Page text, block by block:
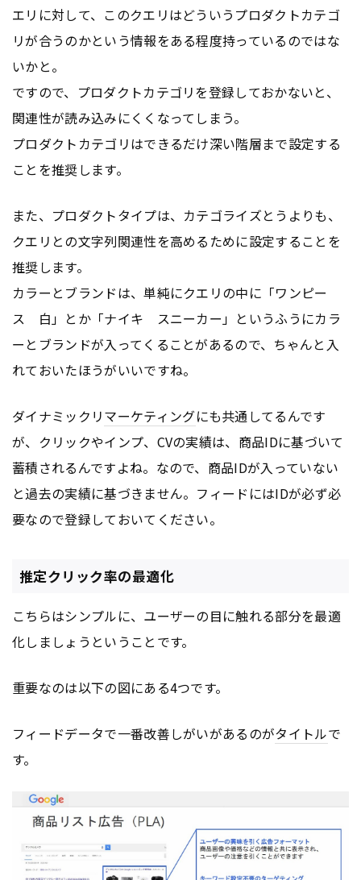
エリに対して、このクエリはどういうプロダクトカテゴ
リが合うのかという情報をある程度持っているのではな
いかと。
ですので、プロダクトカテゴリを登録しておかないと、
関連性が読み込みにくくなってしまう。
プロダクトカテゴリはできるだけ深い階層まで設定する
ことを推奨します。
また、プロダクトタイプは、カテゴライズとうよりも、
クエリとの文字列関連性を高めるために設定することを
推奨します。
カラーとブランドは、単純にクエリの中に「ワンピー
ス 白」とか「ナイキ スニーカー」というふうにカラ
ーとブランドが入ってくることがあるので、ちゃんと入
れておいたほうがいいですね。
ダイナミックリマーケティングにも共通してるんです
が、クリックやインプ、CVの実績は、商品IDに基づいて
蓄積されるんですよね。なので、商品IDが入っていない
と過去の実績に基づきません。フィードにはIDが必ず必
要なので登録しておいてください。
推定クリック率の最適化
こちらはシンプルに、ユーザーの目に触れる部分を最適
化しましょうということです。
重要なのは以下の図にある4つです。
フィードデータで一番改善しがいがあるのがタイトルで
す。